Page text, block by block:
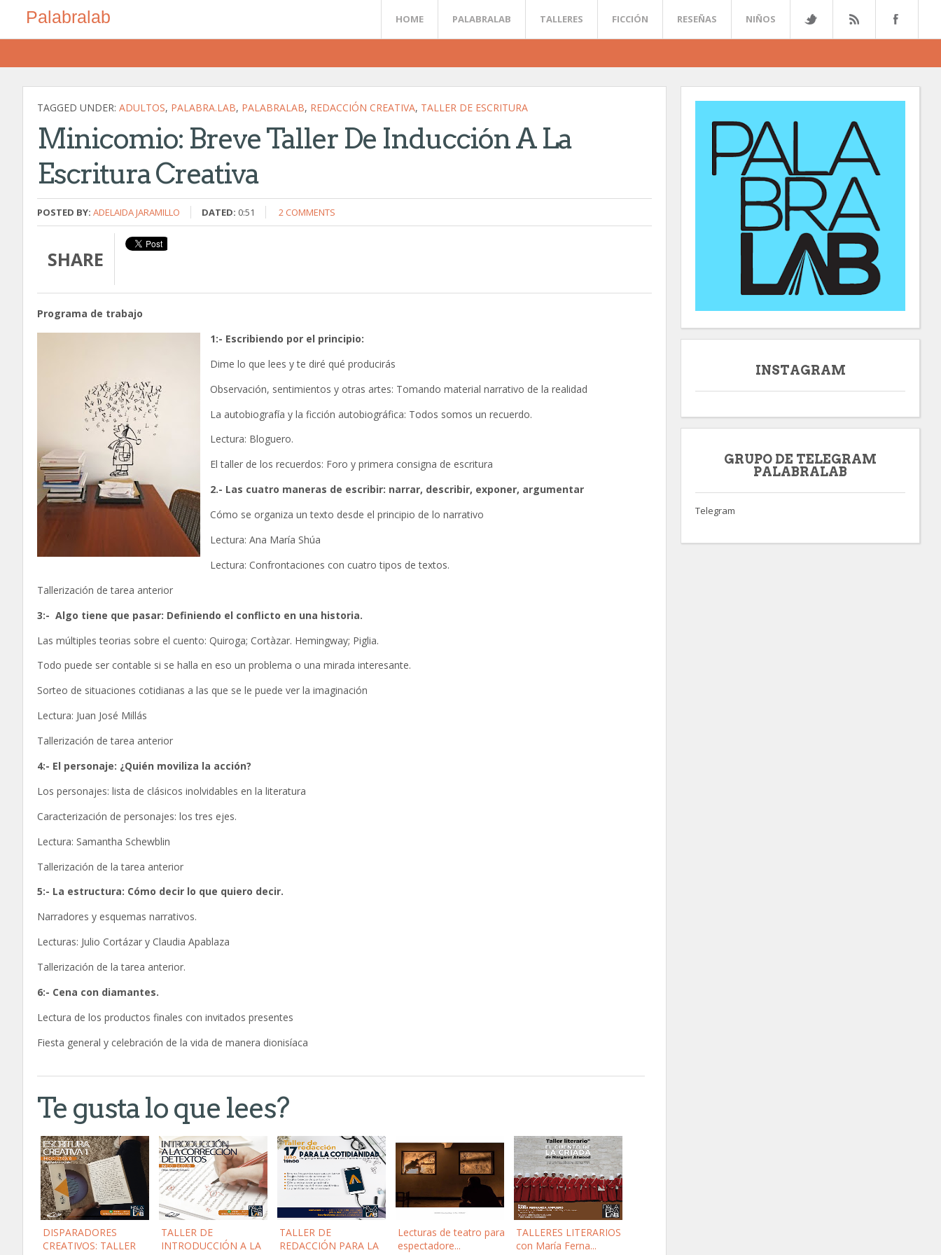
Palabralab HOME PALABRALAB TALLERES FICCIÓN RESEÑAS NIÑOS
TAGGED UNDER: ADULTOS, PALABRA.LAB, PALABRALAB, REDACCIÓN CREATIVA, TALLER DE ESCRITURA
Minicomio: Breve Taller De Inducción A La
Escritura Creativa
POSTED BY: ADELAIDA JARAMILLO DATED: 0:51 2 COMMENTS
SHARE
Programa de trabajo
1:- Escribiendo por el principio:
Dime lo que lees y te diré qué producirás
Observación, sentimientos y otras artes: Tomando material narrativo de la realidad
La autobiografía y la ficción autobiográfica: Todos somos un recuerdo.
Lectura: Bloguero.
El taller de los recuerdos: Foro y primera consigna de escritura
2­.- Las cuatro maneras de escribir: narrar, describir, exponer, argumentar
Cómo se organiza un texto desde el principio de lo narrativo
Lectura: Ana María Shúa
Lectura: Confrontaciones con cuatro tipos de textos.
Tallerización de tarea anterior
3:- Algo tiene que pasar: Definiendo el conflicto en una historia.
Las múltiples teorias sobre el cuento: Quiroga; Cortàzar. Hemingway; Piglia.
Todo puede ser contable si se halla en eso un problema o una mirada interesante.
Sorteo de situaciones cotidianas a las que se le puede ver la imaginación
Lectura: Juan José Millás
Tallerización de tarea anterior
4:- El personaje: ¿Quién moviliza la acción?
Los personajes: lista de clásicos inolvidables en la literatura
Caracterización de personajes: los tres ejes.
Lectura: Samantha Schewblin
Tallerización de la tarea anterior
5:- La estructura: Cómo decir lo que quiero decir.
Narradores y esquemas narrativos.
Lecturas: Julio Cortázar y Claudia Apablaza
Tallerización de la tarea anterior.
6:- Cena con diamantes.
Lectura de los productos finales con invitados presentes
Fiesta general y celebración de la vida de manera dionisíaca
Te gusta lo que lees?
DISPARADORES
CREATIVOS: TALLER
TALLER DE
INTRODUCCIÓN A LA
TALLER DE
REDACCIÓN PARA LA
Lecturas de teatro para
espectadore...
TALLERES LITERARIOS
con María Ferna...
INSTAGRAM
GRUPO DE TELEGRAM
PALABRALAB
Telegram